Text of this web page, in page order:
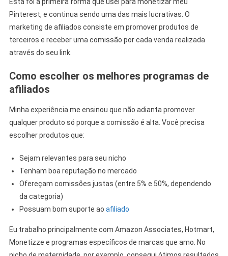
Pinterest, e continua sendo uma das mais lucrativas. O
marketing de afiliados consiste em promover produtos de
terceiros e receber uma comissão por cada venda realizada
através do seu link.
Como escolher os melhores programas de
afiliados
Minha experiência me ensinou que não adianta promover
qualquer produto só porque a comissão é alta. Você precisa
escolher produtos que:
Sejam relevantes para seu nicho
Tenham boa reputação no mercado
Ofereçam comissões justas (entre 5% e 50%, dependendo
da categoria)
Possuam bom suporte ao afiliado
Eu trabalho principalmente com Amazon Associates, Hotmart,
Monetizze e programas específicos de marcas que amo. No